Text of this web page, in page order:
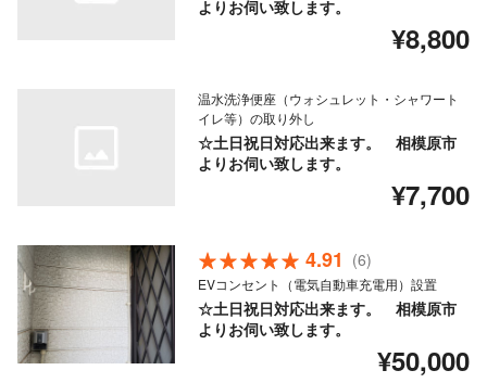
よりお伺い致します。
¥8,800
温水洗浄便座（ウォシュレット・シャワート
イレ等）の取り外し
☆土日祝日対応出来ます。 相模原市
よりお伺い致します。
¥7,700
4.91 (6)
EVコンセント（電気自動車充電用）設置
☆土日祝日対応出来ます。 相模原市
よりお伺い致します。
¥50,000